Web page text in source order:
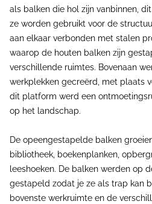
als balken die hol zijn vanbinnen,
ze worden gebruikt voor de
aan elkaar verbonden met stalen
waarop de houten balken zijn
verschillende ruimtes. Bovenaan
werkplekken gecreërd, met plaats
dit platform werd een
op het landschap.
De opeengestapelde balken
bibliotheek, boekenplanken,
leeshoeken. De balken werden op
gestapeld zodat je ze als trap kan
bovenste werkruimte en de